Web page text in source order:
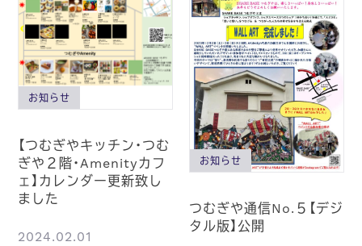
お知らせ
【つむぎやキッチン・つむ
ぎや２階・Amenityカフ
ェ】カレンダー更新致し
ました
2024.02.01
お知らせ
つむぎや通信No.５【デジ
タル版】公開